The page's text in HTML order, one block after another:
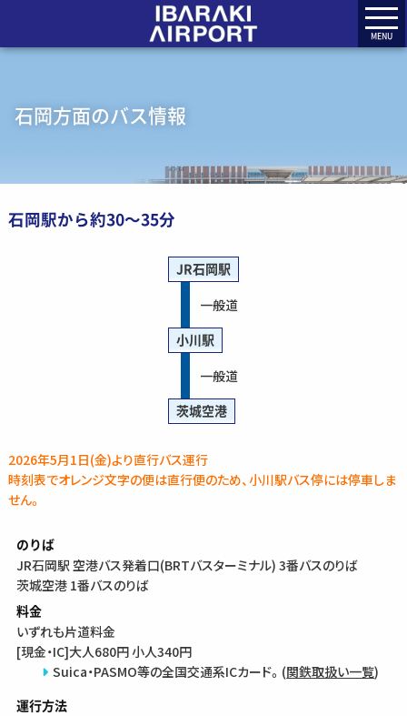
MENU
石岡方面のバス情報
石岡駅から約30〜35分
JR石岡駅
一般道
小川駅
一般道
茨城空港
2026年5月1日(金)より直行バス運行
時刻表でオレンジ文字の便は直行便のため、小川駅バス停には停車しま
せん。
のりば
JR石岡駅 空港バス発着口(BRTバスターミナル) 3番バスのりば
茨城空港 1番バスのりば
料金
いずれも片道料金
[現金・IC]大人680円 小人340円
Suica・PASMO等の全国交通系ICカード。(関鉄取扱い一覧)
運行方法